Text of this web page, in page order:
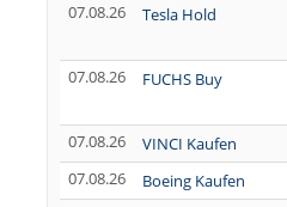
07.08.26 Tesla Hold
07.08.26
FUCHS Buy
07.08.26
VINCI Kaufen
07.08.26
Boeing Kaufen